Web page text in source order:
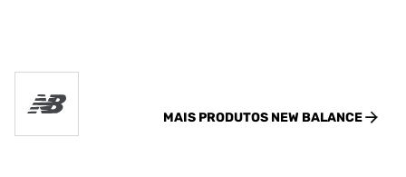
MAIS PRODUTOS NEW BALANCE